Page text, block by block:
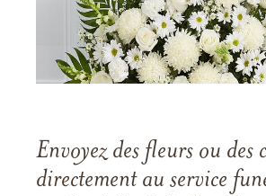
Envoyez des fleurs ou des
directement au service